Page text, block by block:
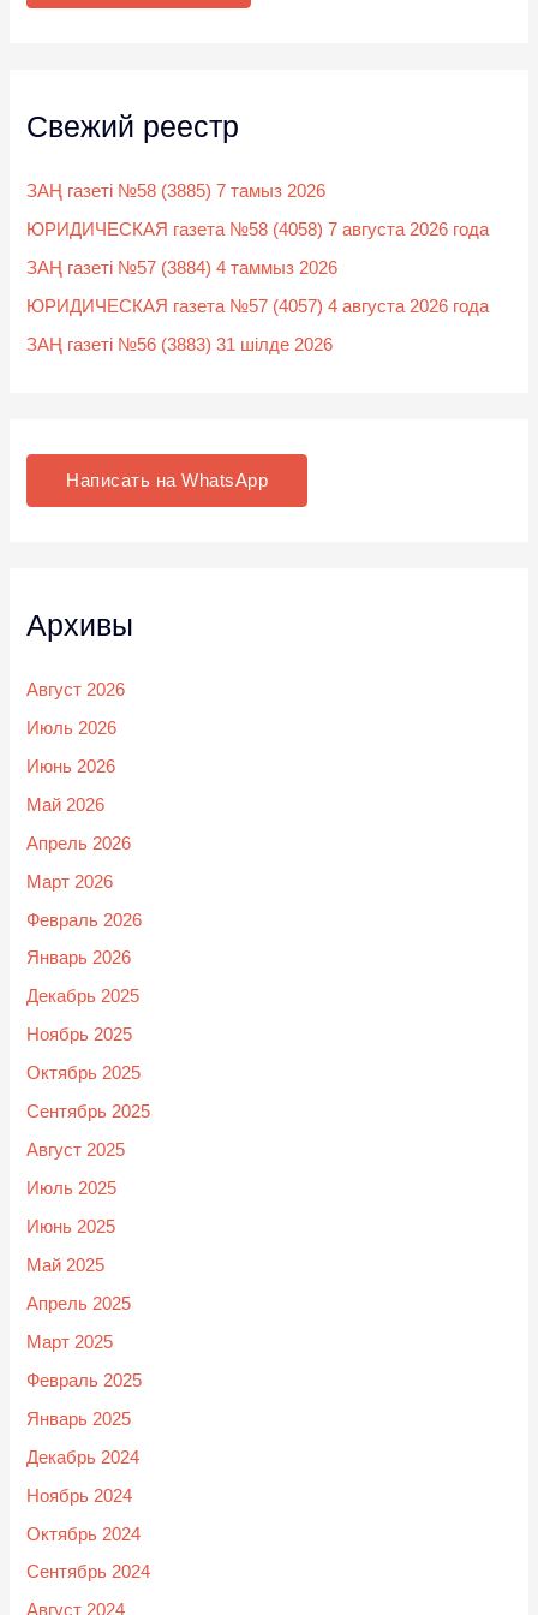
Свежий реестр
ЗАҢ газеті №58 (3885) 7 тамыз 2026
ЮРИДИЧЕСКАЯ газета №58 (4058) 7 августа 2026 года
ЗАҢ газеті №57 (3884) 4 таммыз 2026
ЮРИДИЧЕСКАЯ газета №57 (4057) 4 августа 2026 года
ЗАҢ газеті №56 (3883) 31 шілде 2026
Написать на WhatsApp
Архивы
Август 2026
Июль 2026
Июнь 2026
Май 2026
Апрель 2026
Март 2026
Февраль 2026
Январь 2026
Декабрь 2025
Ноябрь 2025
Октябрь 2025
Сентябрь 2025
Август 2025
Июль 2025
Июнь 2025
Май 2025
Апрель 2025
Март 2025
Февраль 2025
Январь 2025
Декабрь 2024
Ноябрь 2024
Октябрь 2024
Сентябрь 2024
Август 2024